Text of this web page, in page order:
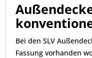
Bei den SLV
Fassung vorhanden